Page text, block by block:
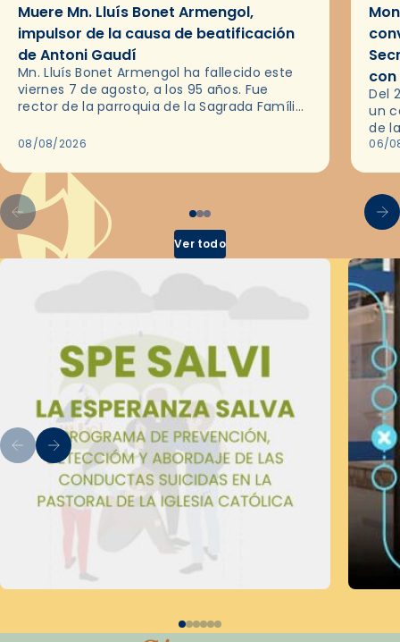
Muere Mn. Lluís Bonet Armengol,
impulsor de la causa de beatificación
de Antoni Gaudí
Mn. Lluís Bonet Armengol ha fallecido este
viernes 7 de agosto, a los 95 años. Fue
rector de la parroquia de la Sagrada Família
08/08/2026
Del
un
de
en
06/
Ver todo